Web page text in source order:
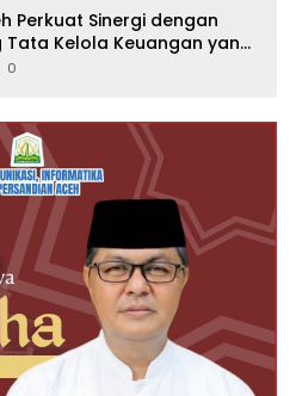
Perkuat Sinergi dengan
Tata Kelola Keuangan yang
Akuntabel
0